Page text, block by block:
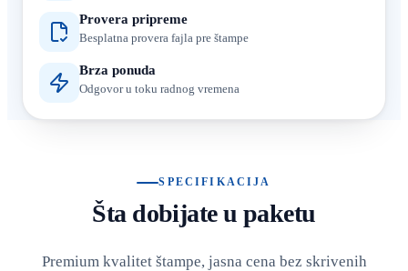
Provera pripreme
Besplatna provera fajla pre štampe
Brza ponuda
Odgovor u toku radnog vremena
SPECIFIKACIJA
Šta dobijate u paketu
Premium kvalitet štampe, jasna cena bez skrivenih